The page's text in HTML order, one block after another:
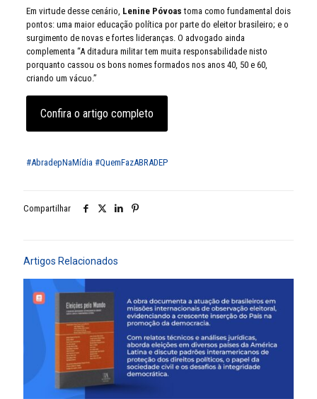
Em virtude desse cenário, Lenine Póvoas toma como fundamental dois
pontos: uma maior educação política por parte do eleitor brasileiro; e o
surgimento de novas e fortes lideranças. O advogado ainda
complementa “A ditadura militar tem muita responsabilidade nisto
porquanto cassou os bons nomes formados nos anos 40, 50 e 60,
criando um vácuo.”
Confira o artigo completo
#AbradepNaMídia #QuemFazABRADEP
Compartilhar
Artigos Relacionados